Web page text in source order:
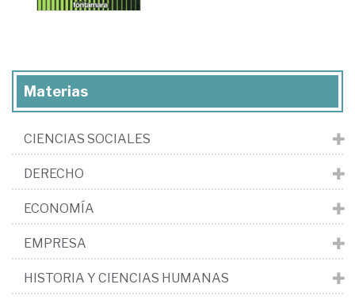
Materias
CIENCIAS SOCIALES
DERECHO
ECONOMÍA
EMPRESA
HISTORIA Y CIENCIAS HUMANAS